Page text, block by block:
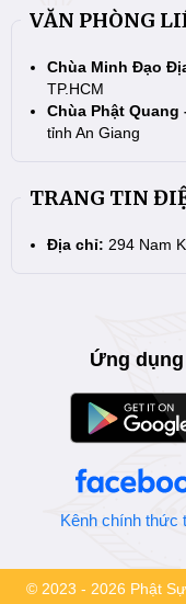
VĂN PHÒNG
Chùa Minh Đạo
TP.HCM
Chùa Phật Quang
tỉnh An Giang
TRANG TIN
Địa chỉ: 294 Nam
Ứng
Kênh chính thức
© 2023 - 2026 Phật